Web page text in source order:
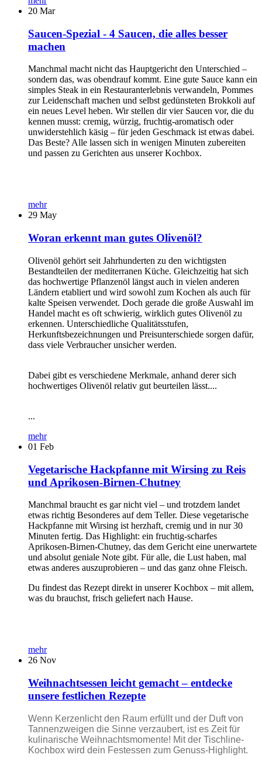
20 Mar
Saucen-Spezial - 4 Saucen, die alles besser
machen
Manchmal macht nicht das Hauptgericht den Unterschied –
sondern das, was obendrauf kommt. Eine gute Sauce kann ein
simples Steak in ein Restauranterlebnis verwandeln, Pommes
zur Leidenschaft machen und selbst gedünsteten Brokkoli auf
ein neues Level heben. Wir stellen dir vier Saucen vor, die du
kennen musst: cremig, würzig, fruchtig-aromatisch oder
unwiderstehlich käsig – für jeden Geschmack ist etwas dabei.
Das Beste? Alle lassen sich in wenigen Minuten zubereiten
und passen zu Gerichten aus unserer Kochbox.
mehr
29 May
Woran erkennt man gutes Olivenöl?
Olivenöl gehört seit Jahrhunderten zu den wichtigsten
Bestandteilen der mediterranen Küche. Gleichzeitig hat sich
das hochwertige Pflanzenöl längst auch in vielen anderen
Ländern etabliert und wird sowohl zum Kochen als auch für
kalte Speisen verwendet. Doch gerade die große Auswahl im
Handel macht es oft schwierig, wirklich gutes Olivenöl zu
erkennen. Unterschiedliche Qualitätsstufen,
Herkunftsbezeichnungen und Preisunterschiede sorgen dafür,
dass viele Verbraucher unsicher werden.
Dabei gibt es verschiedene Merkmale, anhand derer sich
hochwertiges Olivenöl relativ gut beurteilen lässt....
...
mehr
01 Feb
Vegetarische Hackpfanne mit Wirsing zu Reis
und Aprikosen-Birnen-Chutney
Manchmal braucht es gar nicht viel – und trotzdem landet
etwas richtig Besonderes auf dem Teller. Diese vegetarische
Hackpfanne mit Wirsing ist herzhaft, cremig und in nur 30
Minuten fertig. Das Highlight: ein fruchtig-scharfes
Aprikosen-Birnen-Chutney, das dem Gericht eine unerwartete
und absolut geniale Note gibt. Für alle, die Lust haben, mal
etwas anderes auszuprobieren – und das ganz ohne Fleisch.
Du findest das Rezept direkt in unserer Kochbox – mit allem,
was du brauchst, frisch geliefert nach Hause.
mehr
26 Nov
Weihnachtsessen leicht gemacht – entdecke
unsere festlichen Rezepte
Wenn Kerzenlicht den Raum erfüllt und der Duft von
Tannenzweigen die Sinne verzaubert, ist es Zeit für
kulinarische Weihnachtsmomente! Mit der Tischline-
Kochbox wird dein Festessen zum Genuss-Highlight.